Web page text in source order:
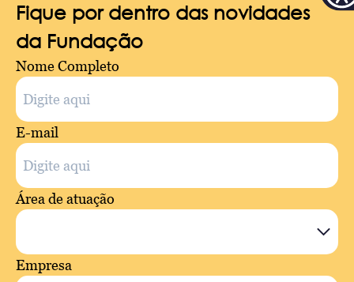
Fique por dentro das novidades
da Fundação
Nome Completo
E-mail
Área de atuação
Empresa